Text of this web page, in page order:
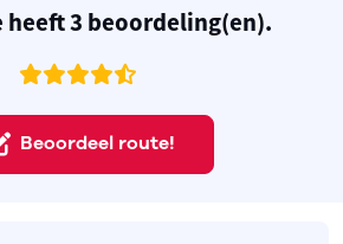
heeft 3 beoordeling(en).
Beoordeel route!